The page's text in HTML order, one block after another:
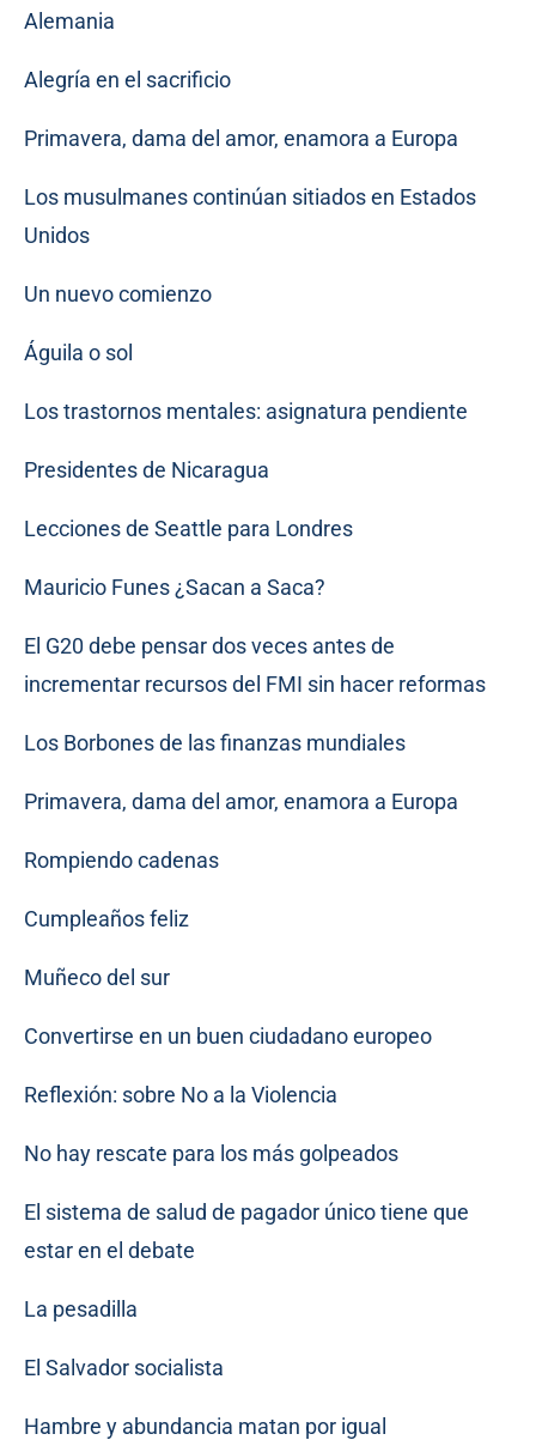
Alemania
Alegría en el sacrificio
Primavera, dama del amor, enamora a Europa
Los musulmanes continúan sitiados en Estados
Unidos
Un nuevo comienzo
Águila o sol
Los trastornos mentales: asignatura pendiente
Presidentes de Nicaragua
Lecciones de Seattle para Londres
Mauricio Funes ¿Sacan a Saca?
El G20 debe pensar dos veces antes de
incrementar recursos del FMI sin hacer reformas
Los Borbones de las finanzas mundiales
Primavera, dama del amor, enamora a Europa
Rompiendo cadenas
Cumpleaños feliz
Muñeco del sur
Convertirse en un buen ciudadano europeo
Reflexión: sobre No a la Violencia
No hay rescate para los más golpeados
El sistema de salud de pagador único tiene que
estar en el debate
La pesadilla
El Salvador socialista
Hambre y abundancia matan por igual